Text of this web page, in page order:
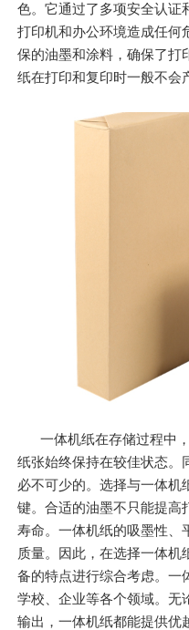
色。它通过了多项安全认证
打印机和办公环境造成任何
保的油墨和涂料，确保了打
纸在打印和复印时一般不会
一体机纸在存储过程中
纸张始终保持在较佳状态。
必不可少的。选择与一体机
键。合适的油墨不只能提高
寿命。一体机纸的吸墨性、
质量。因此，在选择一体机
备的特点进行综合考虑。一
学校、企业等各个领域。无
输出，一体机纸都能提供优